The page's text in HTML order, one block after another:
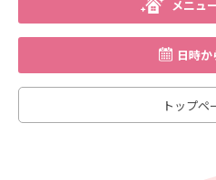
メニュ
日時
トップペ